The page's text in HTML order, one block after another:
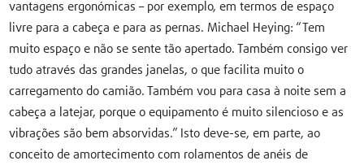
vantagens ergonómicas – por exemplo, em termos de espaço
livre para a cabeça e para as pernas. Michael Heying: “Tem
muito espaço e não se sente tão apertado. Também consigo ver
tudo através das grandes janelas, o que facilita muito o
carregamento do camião. Também vou para casa à noite sem a
cabeça a latejar, porque o equipamento é muito silencioso e as
vibrações são bem absorvidas.” Isto deve-se, em parte, ao
conceito de amortecimento com rolamentos de anéis de